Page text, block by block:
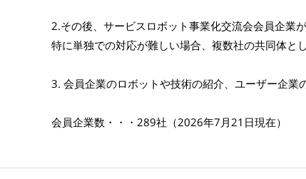
2.その後、サービスロボット事業化交流会会員企業
特に単独での対応が難しい場合、複数社の共同体と
3. 会員企業のロボットや技術の紹介、ユーザー企業
会員企業数・・・289社（2026年7月21日現在）